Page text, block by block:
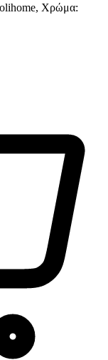
Χρώμα: